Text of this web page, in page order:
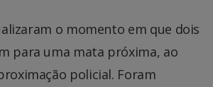
o momento em que dois
para uma mata próxima, ao
policial. Foram